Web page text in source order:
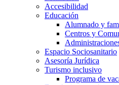
Accesibilidad
Educación
Alumnado y
Centros y
Espacio Sociosanitario
Asesoría Jurídica
Turismo inclusivo
Programa de